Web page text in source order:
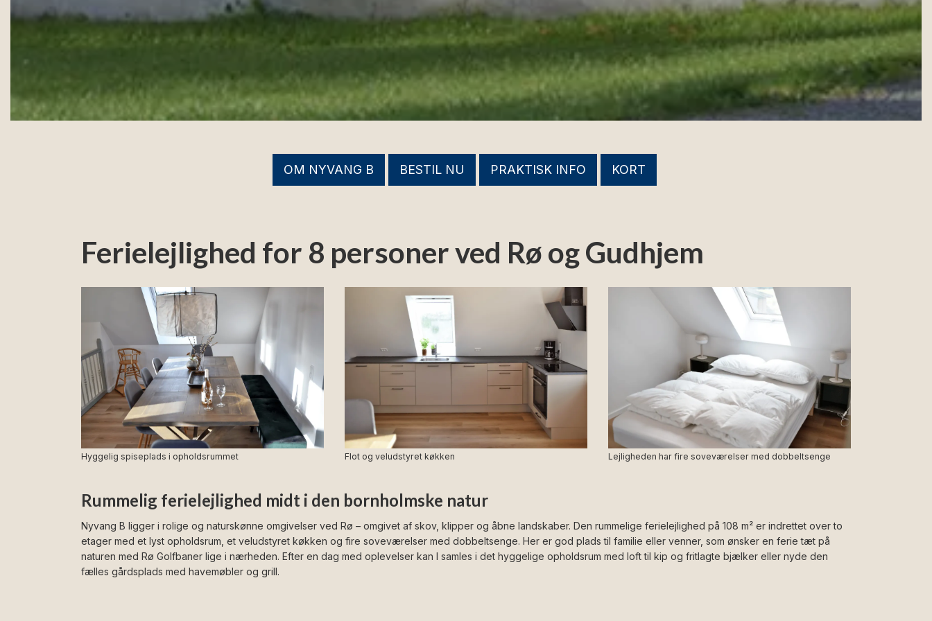
OM NYVANG B BESTIL NU PRAKTISK INFO KORT
Ferielejlighed for 8 personer ved Rø og Gudhjem
Hyggelig spiseplads i opholdsrummet Flot og veludstyret køkken Lejligheden har fire soveværelser med dobbeltsenge
Rummelig ferielejlighed midt i den bornholmske natur
Nyvang B ligger i rolige og naturskønne omgivelser ved Rø – omgivet af skov, klipper og åbne landskaber. Den rummelige ferielejlighed på 108 m² er indrettet over to
etager med et lyst opholdsrum, et veludstyret køkken og fire soveværelser med dobbeltsenge. Her er god plads til familie eller venner, som ønsker en ferie tæt på
naturen med Rø Golfbaner lige i nærheden. Efter en dag med oplevelser kan I samles i det hyggelige opholdsrum med loft til kip og fritlagte bjælker eller nyde den
fælles gårdsplads med havemøbler og grill.